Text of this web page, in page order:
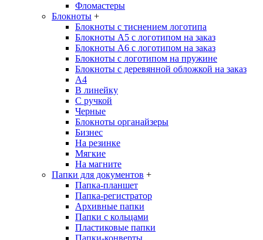
Фломастеры
Блокноты +
Блокноты с тиснением логотипа
Блокноты А5 с логотипом на заказ
Блокноты А6 с логотипом на заказ
Блокноты с логотипом на пружине
Блокноты с деревянной обложкой на заказ
A4
В линейку
С ручкой
Черные
Блокноты органайзеры
Бизнес
На резинке
Мягкие
На магните
Папки для документов +
Папка-планшет
Папка-регистратор
Архивные папки
Папки с кольцами
Пластиковые папки
Папки-конверты